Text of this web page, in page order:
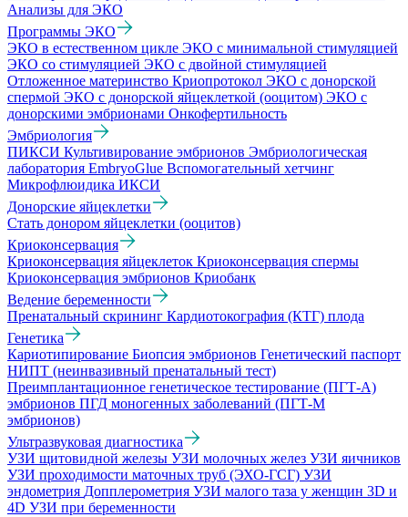
Анализы для ЭКО
Программы ЭКО
ЭКО в естественном цикле ЭКО с минимальной стимуляцией
ЭКО со стимуляцией ЭКО с двойной стимуляцией
Отложенное материнство Криопротокол ЭКО с донорской
спермой ЭКО с донорской яйцеклеткой (ооцитом) ЭКО с
донорскими эмбрионами Онкофертильность
Эмбриология
ПИКСИ Культивирование эмбрионов Эмбриологическая
лаборатория EmbryoGlue Вспомогательный хетчинг
Микрофлюидика ИКСИ
Донорские яйцеклетки
Стать донором яйцеклетки (ооцитов)
Криоконсервация
Криоконсервация яйцеклеток Криоконсервация спермы
Криоконсервация эмбрионов Криобанк
Ведение беременности
Пренатальный скрининг Кардиотокография (КТГ) плода
Генетика
Кариотипирование Биопсия эмбрионов Генетический паспорт
НИПТ (неинвазивный пренатальный тест)
Преимплантационное генетическое тестирование (ПГТ-А)
эмбрионов ПГД моногенных заболеваний (ПГТ-М
эмбрионов)
Ультразвуковая диагностика
УЗИ щитовидной железы УЗИ молочных желез УЗИ яичников
УЗИ проходимости маточных труб (ЭХО-ГСГ) УЗИ
эндометрия Допплерометрия УЗИ малого таза у женщин 3D и
4D УЗИ при беременности